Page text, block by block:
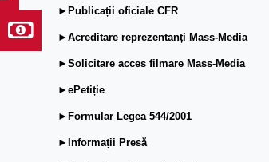
►Publicații oficiale CFR
►Acreditare reprezentanți Mass-Media
►Solicitare acces filmare Mass-Media
►ePetiție
►Formular Legea 544/2001
►Informații Presă